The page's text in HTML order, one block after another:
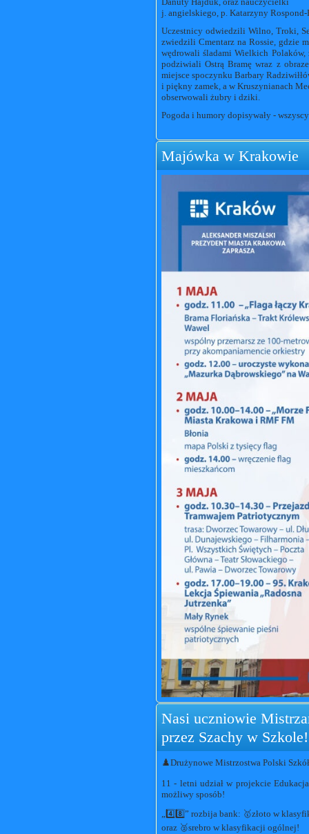
j. angielskiego, p. Katarzyny Rospond-
Uczestnicy odwiedzili Wilno, Troki,
zwiedzili Cmentarz na Rossie, gdzie
wędrowali śladami Wielkich
podziwiali Ostrą Bramę wraz z
miejsce spoczynku Barbary
i piękny zamek, a w Kruszynianach
obserwowali żubry i dziki.
Pogoda i humory dopisywały -
Majówka w Krakowie
Nasi uczniowie
przez Szachy w Szkole!
♟️Drużynowe Mistrzostwa Polski
11 - letni udział w projekcie
możliwy sposób!
„4️⃣8️⃣” rozbija bank: 🥇złoto w
oraz 🥈srebro w klasyfikacji ogólnej!